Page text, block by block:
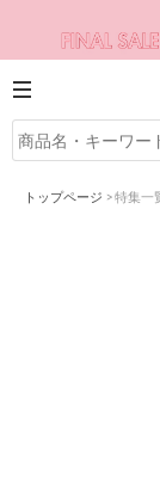
トップページ >特集一